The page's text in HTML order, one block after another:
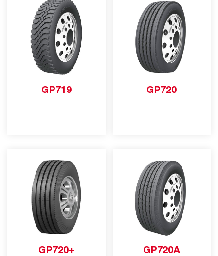
GP719 GP720
GP720+ GP720A